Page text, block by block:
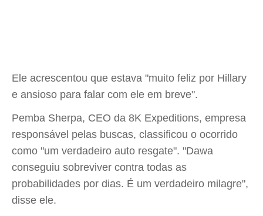
Ele acrescentou que estava "muito feliz por Hillary
e ansioso para falar com ele em breve".
Pemba Sherpa, CEO da 8K Expeditions, empresa
responsável pelas buscas, classificou o ocorrido
como "um verdadeiro auto resgate". "Dawa
conseguiu sobreviver contra todas as
probabilidades por dias. É um verdadeiro milagre",
disse ele.